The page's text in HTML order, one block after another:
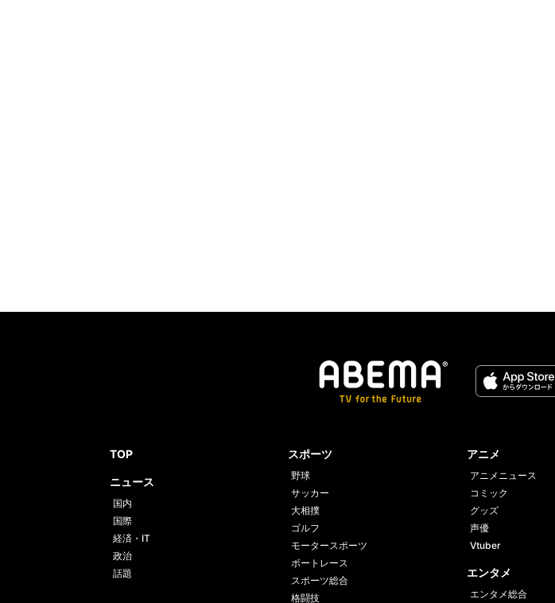
TOP
ニュース
国内
国際
経済・IT
政治
話題
スポーツ
野球
サッカー
大相撲
ゴルフ
モータースポーツ
ボートレース
スポーツ総合
格闘技
アニメ
アニメニュース
コミック
グッズ
声優
Vtuber
エンタメ
エンタメ総合